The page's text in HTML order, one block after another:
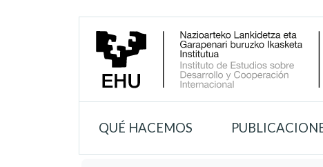
QUÉ HACEMOS